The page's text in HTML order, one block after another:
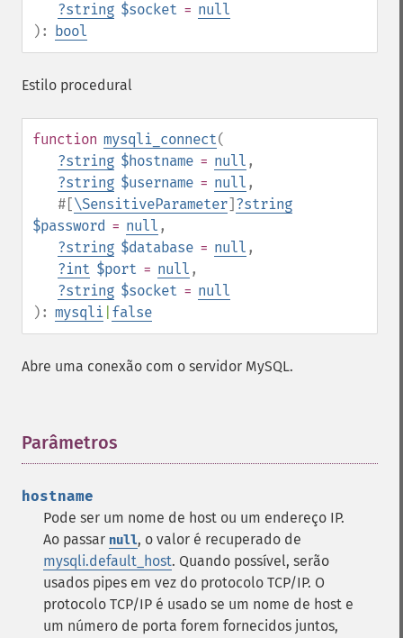
?string $socket = null
): bool
Estilo procedural
function mysqli_connect(
?string $hostname = null ,
?string $username = null ,
#[\SensitiveParameter] ?string
$password = null ,
?string $database = null ,
?int $port = null ,
?string $socket = null
): mysqli false
Abre uma conexão com o servidor MySQL.
Parâmetros
hostname
Pode ser um nome de host ou um endereço IP.
Ao passar null, o valor é recuperado de
mysqli.default_host. Quando possível, serão
usados pipes em vez do protocolo TCP/IP. O
protocolo TCP/IP é usado se um nome de host e
um número de porta forem fornecidos juntos,